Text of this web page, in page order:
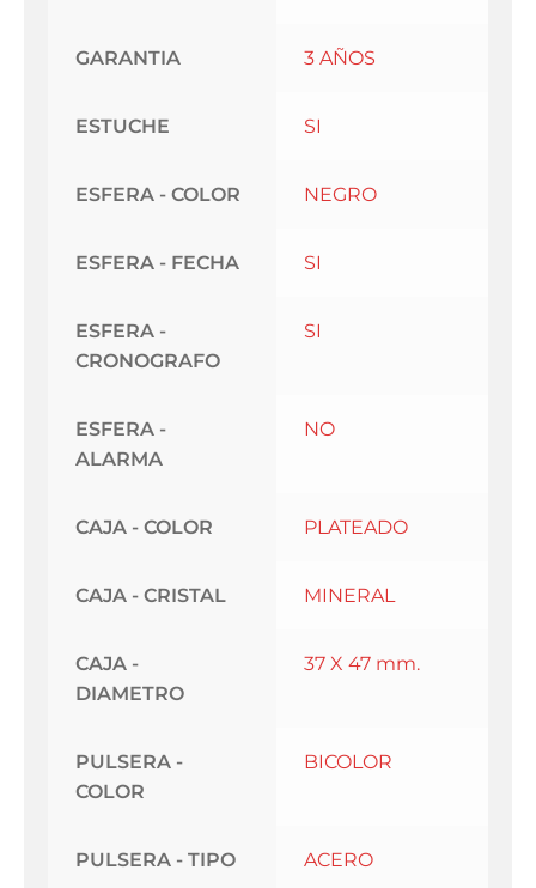
GARANTIA 3 AÑOS
ESTUCHE SI
ESFERA - COLOR NEGRO
ESFERA - FECHA SI
ESFERA -
CRONOGRAFO
SI
ESFERA -
ALARMA
NO
CAJA - COLOR PLATEADO
CAJA - CRISTAL MINERAL
CAJA -
DIAMETRO
37 X 47 mm.
PULSERA -
COLOR
BICOLOR
PULSERA - TIPO ACERO